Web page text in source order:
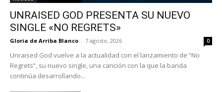
UNRAISED GOD PRESENTA SU NUEVO
SINGLE «NO REGRETS»
Gloria de Arriba Blanco - 7 agosto, 2026 0
Unraised God vuelve a la actualidad con el lanzamiento de “No
Regrets”, su nuevo single, una canción con la que la banda
continúa desarrollando...